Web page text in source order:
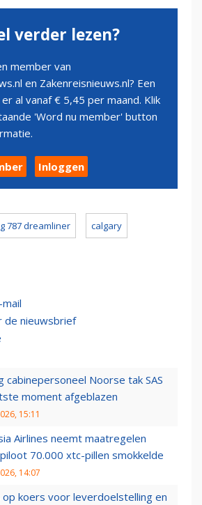
verder lezen?
member van
en Zakenreisnieuws.nl? Een
al vanaf € 5,45 per maand. Klik
'Word nu member' button
Inloggen
787 dreamliner calgary
de nieuwsbrief
cabinepersoneel Noorse tak SAS
moment afgeblazen
15:11
Airlines neemt maatregelen
70.000 xtc-pillen smokkelde
14:07
op koers voor leverdoelstelling en